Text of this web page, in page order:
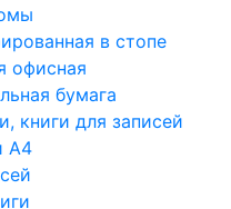
в стопе
офисная
бумага
книги для записей
А4